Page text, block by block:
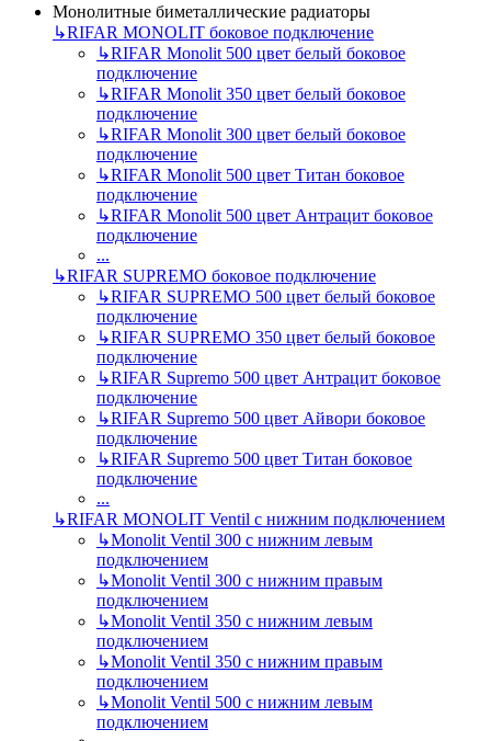
Монолитные биметаллические радиаторы
↳RIFAR MONOLIT боковое подключение
↳RIFAR Monolit 500 цвет белый боковое
подключение
↳RIFAR Monolit 350 цвет белый боковое
подключение
↳RIFAR Monolit 300 цвет белый боковое
подключение
↳RIFAR Monolit 500 цвет Титан боковое
подключение
↳RIFAR Monolit 500 цвет Антрацит боковое
подключение
...
↳RIFAR SUPREMO боковое подключение
↳RIFAR SUPREMO 500 цвет белый боковое
подключение
↳RIFAR SUPREMO 350 цвет белый боковое
подключение
↳RIFAR Supremo 500 цвет Антрацит боковое
подключение
↳RIFAR Supremo 500 цвет Айвори боковое
подключение
↳RIFAR Supremo 500 цвет Титан боковое
подключение
...
↳RIFAR MONOLIT Ventil с нижним подключением
↳Monolit Ventil 300 с нижним левым
подключением
↳Monolit Ventil 300 с нижним правым
подключением
↳Monolit Ventil 350 с нижним левым
подключением
↳Monolit Ventil 350 с нижним правым
подключением
↳Monolit Ventil 500 с нижним левым
подключением